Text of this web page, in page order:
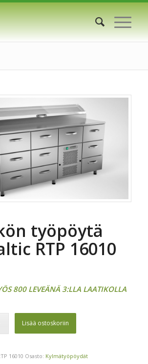
työpöytä
RTP 16010
800 LEVEÄNÄ 3:LLA LAATIKOLLA
Lisää ostoskoriin
16010 Osasto: Kylmätyöpöydät